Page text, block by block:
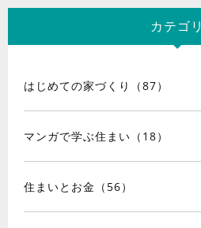
カテゴリ
はじめての家づくり（87）
マンガで学ぶ住まい（18）
住まいとお金（56）